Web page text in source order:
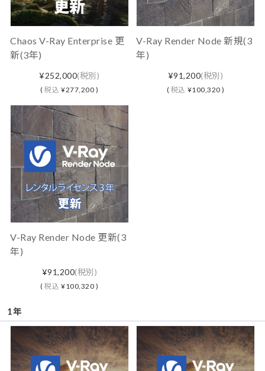
Chaos V-Ray Enterprise 更
新(3年)
¥252,000(税別)
(税込 ¥277,200 )
V-Ray Render Node 新規(3
年)
¥91,200(税別)
( 税込 ¥100,320 )
V-Ray Render Node 更新(3
年)
¥91,200(税別)
(税込 ¥100,320 )
1年